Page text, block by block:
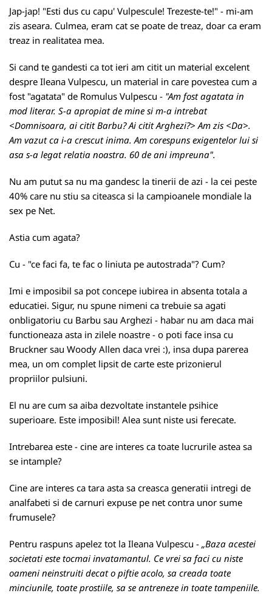
Jap-jap! "Esti dus cu capu' Vulpescule! Trezeste-te!" - mi-am
zis aseara. Culmea, eram cat se poate de treaz, doar ca eram
treaz in realitatea mea.
Si cand te gandesti ca tot ieri am citit un material excelent
despre Ileana Vulpescu, un material in care povestea cum a
fost "agatata" de Romulus Vulpescu - "Am fost agatata in
mod literar. S-a apropiat de mine si m-a intrebat
<Domnisoara, ai citit Barbu? Ai citit Arghezi?> Am zis <Da>.
Am vazut ca i-a crescut inima. Am corespuns exigentelor lui si
asa s-a legat relatia noastra. 60 de ani impreuna".
Nu am putut sa nu ma gandesc la tinerii de azi - la cei peste
40% care nu stiu sa citeasca si la campioanele mondiale la
sex pe Net.
Astia cum agata?
Cu - "ce faci fa, te fac o liniuta pe autostrada"? Cum?
Imi e imposibil sa pot concepe iubirea in absenta totala a
educatiei. Sigur, nu spune nimeni ca trebuie sa agati
onbligatoriu cu Barbu sau Arghezi - habar nu am daca mai
functioneaza asta in zilele noastre - o poti face insa cu
Bruckner sau Woody Allen daca vrei :), insa dupa parerea
mea, un om complet lipsit de carte este prizonierul
propriilor pulsiuni.
El nu are cum sa aiba dezvoltate instantele psihice
superioare. Este imposibil! Alea sunt niste usi ferecate.
Intrebarea este - cine are interes ca toate lucrurile astea sa
se intample?
Cine are interes ca tara asta sa creasca generatii intregi de
analfabeti si de carnuri expuse pe net contra unor sume
frumusele?
Pentru raspuns apelez tot la Ileana Vulpescu - „Baza acestei
societati este tocmai invatamantul. Ce vrei sa faci cu niste
oameni neinstruiti decat o piftie acolo, sa creada toate
minciunile, toate prostiile, sa se antreneze in toate tampeniile.